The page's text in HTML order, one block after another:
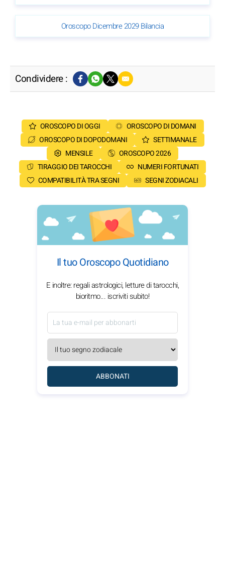
Oroscopo Dicembre 2029 Bilancia
Condividere :
OROSCOPO DI OGGI
OROSCOPO DI DOMANI
OROSCOPO DI DOPODOMANI
SETTIMANALE
MENSILE
OROSCOPO 2026
TIRAGGIO DEI TAROCCHI
NUMERI FORTUNATI
COMPATIBILITÀ TRA SEGNI
SEGNI ZODIACALI
Il tuo Oroscopo Quotidiano
E inoltre: regali astrologici, letture di tarocchi,
bioritmo... iscriviti subito!
ABBONATI